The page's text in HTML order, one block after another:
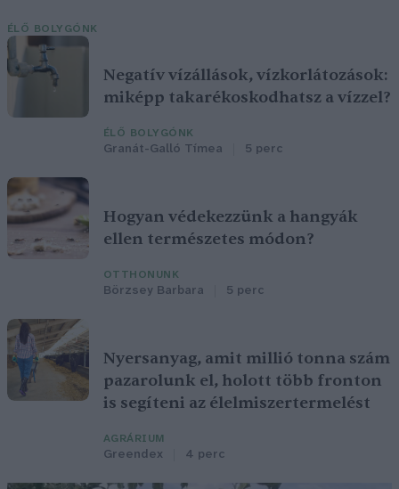
ÉLŐ BOLYGÓNK
Negatív vízállások, vízkorlátozások:
miképp takarékoskodhatsz a vízzel?
ÉLŐ BOLYGÓNK
Granát-Galló Tímea 5 perc
Hogyan védekezzünk a hangyák
ellen természetes módon?
OTTHONUNK
Börzsey Barbara 5 perc
Nyersanyag, amit millió tonna szám
pazarolunk el, holott több fronton
is segíteni az élelmiszertermelést
AGRÁRIUM
Greendex 4 perc